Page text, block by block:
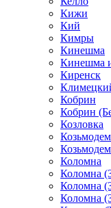
Кижи
Кий
Кимры
Кинешма
Кинешма
Киренск
Кобрин
Кобрин
Козловка
Коломна
Коломна
Коломна
Коломна